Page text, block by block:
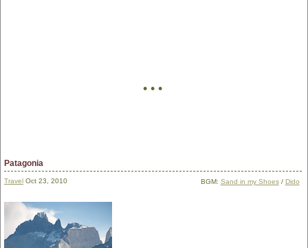
• • •
Patagonia
Travel Oct 23, 2010 BGM: Sand in my Shoes/ Dido